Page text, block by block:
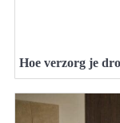
Hoe verzorg je